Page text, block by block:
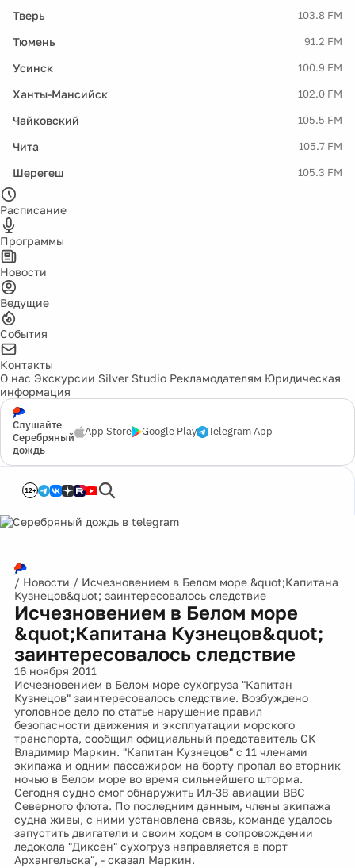
Тверь 103.8 FM
Тюмень 91.2 FM
Усинск 100.9 FM
Ханты-Мансийск 102.0 FM
Чайковский 105.5 FM
Чита 105.7 FM
Шерегеш 105.3 FM
Расписание
Программы
Новости
Ведущие
События
Контакты
О нас Экскурсии Silver Studio Рекламодателям Юридическая
информация
Слушайте
Серебряный
дождь
App Store Google Play Telegram App
12+
/ Новости / Исчезновением в Белом море &quot;Капитана
Кузнецов&quot; заинтересовалось следствие
Исчезновением в Белом море
&quot;Капитана Кузнецов&quot;
заинтересовалось следствие
16 ноября 2011
Исчезновением в Белом море сухогруза "Капитан
Кузнецов" заинтересовалось следствие. Возбуждено
уголовное дело по статье нарушение правил
безопасности движения и эксплуатации морского
транспорта, сообщил официальный представитель СК
Владимир Маркин. "Капитан Кузнецов" с 11 членами
экипажа и одним пассажиром на борту пропал во вторник
ночью в Белом море во время сильнейшего шторма.
Сегодня судно смог обнаружить Ил-38 авиации ВВС
Северного флота. По последним данным, члены экипажа
судна живы, с ними установлена связь, команде удалось
запустить двигатели и своим ходом в сопровождении
ледокола "Диксен" сухогруз направляется в порт
Архангельска", - сказал Маркин.